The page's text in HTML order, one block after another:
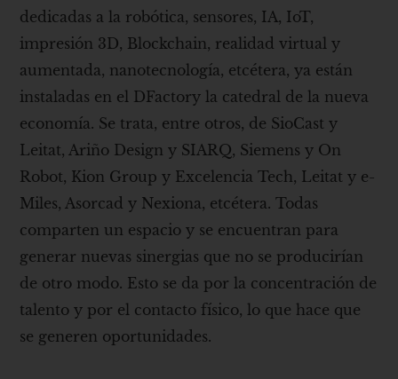
dedicadas a la robótica, sensores, IA, IoT,
impresión 3D, Blockchain, realidad virtual y
aumentada, nanotecnología, etcétera, ya están
instaladas en el DFactory la catedral de la nueva
economía. Se trata, entre otros, de SioCast y
Leitat, Ariño Design y SIARQ, Siemens y On
Robot, Kion Group y Excelencia Tech, Leitat y e-
Miles, Asorcad y Nexiona, etcétera. Todas
comparten un espacio y se encuentran para
generar nuevas sinergias que no se producirían
de otro modo. Esto se da por la concentración de
talento y por el contacto físico, lo que hace que
se generen oportunidades.